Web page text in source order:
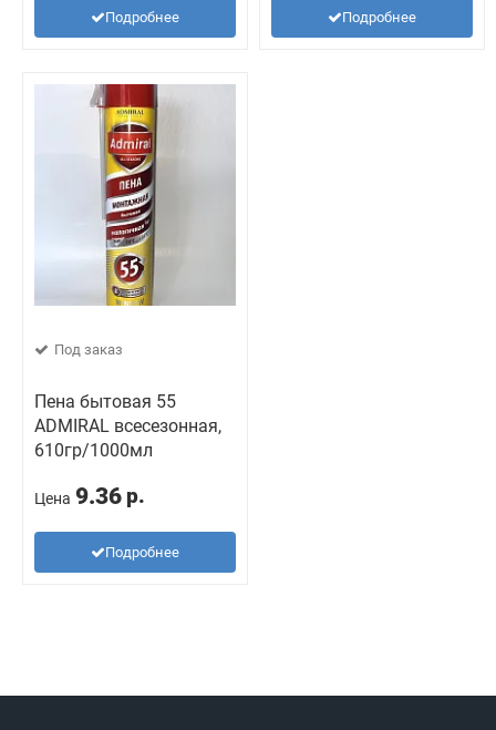
Подробнее Подробнее
Под заказ
Пена бытовая 55
ADMIRAL всесезонная,
610гр/1000мл
Цена 9.36 р.
Подробнее